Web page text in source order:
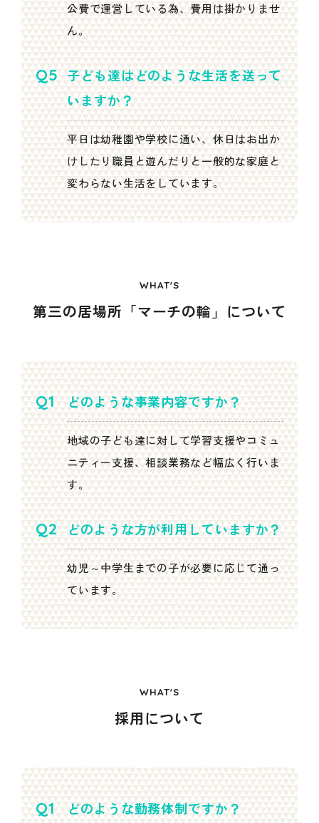
公費で運営している為、費用は掛かりませ
ん。
子ども達はどのような生活を送って
いますか？
平日は幼稚園や学校に通い、休日はお出か
けしたり職員と遊んだりと一般的な家庭と
変わらない生活をしています。
WHAT'S
第三の居場所「マーチの輪」について
どのような事業内容ですか？
地域の子ども達に対して学習支援やコミュ
ニティー支援、相談業務など幅広く行いま
す。
どのような方が利用していますか？
幼児～中学生までの子が必要に応じて通っ
ています。
WHAT'S
採用について
どのような勤務体制ですか？